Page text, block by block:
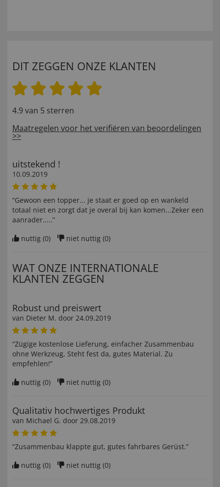
DIT ZEGGEN ONZE KLANTEN
4.9 van 5 sterren
Maatregelen voor het verifiëren van beoordelingen
>>
uitstekend !
10.09.2019
“Gewoon een topper... je staat er goed op en wankeld
totaal niet en zorgt dat je overal bij kan komen...Zeker een
aanrader.....”
nuttig (0) niet nuttig (0)
WAT ONZE INTERNATIONALE
KLANTEN ZEGGEN
Robust und preiswert
van Dieter M. door 24.09.2019
“Zügige kostenlose Lieferung, einfacher Zusammenbau
ohne Werkzeug, Steht fest da, gutes Material. Zu
empfehlen!”
nuttig (0) niet nuttig (0)
Qualitativ hochwertiges Produkt
van Michael G. door 29.08.2019
“Zusammenbau klappte gut, gutes fahrbares Gerüst.”
nuttig (0) niet nuttig (0)